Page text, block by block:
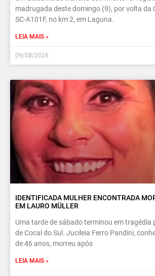
madrugada deste domingo (9), por volta da
SC-A101F, no km 2, em Laguna.
LEIA MAIS »
09/08/2026
IDENTIFICADA MULHER ENCONTRADA
EM LAURO MÜLLER
Uma tarde de sábado terminou em tragédia
de Cocal do Sul. Jucileia Ferro Pandini,
de 46 anos, morreu após
LEIA MAIS »